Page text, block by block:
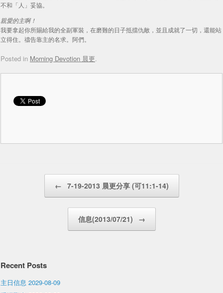
不和「人」妥協。
親愛的主啊！
我要拿起你所賜給我的全副軍裝，在磨難的日子抵擋仇敵，並且成就了一切，還能站
立得住。禱告靠主的名求。阿們。
Posted in Morning Devotion 晨更.
← 7-19-2013 晨更分享 (可11:1-14)
信息(2013/07/21) →
Recent Posts
主日信息 2029-08-09